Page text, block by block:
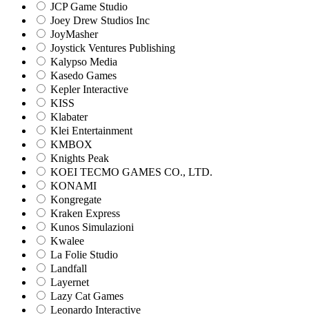
JCP Game Studio
Joey Drew Studios Inc
JoyMasher
Joystick Ventures Publishing
Kalypso Media
Kasedo Games
Kepler Interactive
KISS
Klabater
Klei Entertainment
KMBOX
Knights Peak
KOEI TECMO GAMES CO., LTD.
KONAMI
Kongregate
Kraken Express
Kunos Simulazioni
Kwalee
La Folie Studio
Landfall
Layernet
Lazy Cat Games
Leonardo Interactive